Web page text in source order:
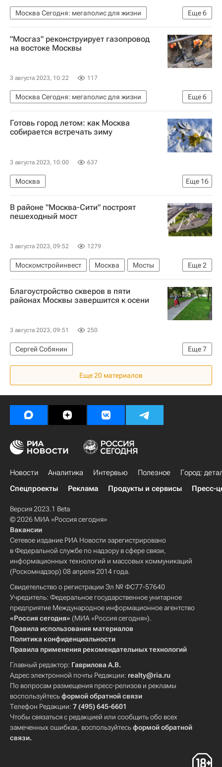
Еще6
Москва Сегодня: мегаполис для жизни
Городское хозяйство Москвы
Зеленоград
Москва
Капремонт в Москве
Капремонт
"Мосгаз" реконструирует газопровод
на востоке Москвы
3 августа 2023, 10:22 117
Еще6
Москва Сегодня: мегаполис для жизни
Городское хозяйство Москвы
Москва
Мосгаз
Реконструкция
ЖКХ
Готовь город летом: как Москва
собирается встречать зиму
3 августа 2023, 10:00 637
Еще 16
Москва
Москва Сегодня: мегаполис для жизни
Отопительный сезон 2023-2024 в России
Городское хозяйство Москвы
Комплекс городского хозяйства Москвы
Капремонт
Капремонт в Москве
Петр Бирюков
МОЭК
Мосжилинспекция
Россети Московский регион
Город: детали – РИА Недвижимость
Мосводоканал
В районе "Москва-Сити" построят
пешеходный мост
3 августа 2023, 09:52 1279
Еще2
Москомстройинвест Москва
Мосты
Инфраструктура
Строительство
Благоустройство скверов в пяти
районах Москвы завершится к осени
3 августа 2023, 09:51 250
Еще7
Сергей Собянин
Москва Сегодня: мегаполис для жизни
Москва
Городское хозяйство Москвы
Парки
Городская среда
Комплекс городского хозяйства Москвы
Еще 20 материалов
Новости Аналитика Интервью Полезное
Город:
Спецпроекты
Реклама Продукты и сервисы Пресс-
Версия 2023.1 Beta
© 2026 МИА «Россия сегодня»
Вакансии
Сетевое издание РИА Новости зарегистрировано
в Федеральной службе по надзору в сфере связи,
информационных технологий и массовых коммуникаций
(Роскомнадзор) 08 апреля 2014 года.
Свидетельство о регистрации Эл № ФС77-57640
Учредитель: Федеральное государственное унитарное
предприятие Международное информационное агентство
«Россия сегодня» (МИА «Россия сегодня»).
Правила использования материалов
Политика конфиденциальности
Правила применения рекомендательных технологий
Главный редактор: Гаврилова А.В.
Адрес электронной почты Редакции: realty@ria.ru
По вопросам размещения пресс-релизов и рекламы
воспользуйтесьформой обратной связи
Телефон Редакции: 7 (495) 645-6601
Чтобы связаться с редакцией или сообщить обо всех
замеченных ошибках, воспользуйтесьформой обратной
связи.